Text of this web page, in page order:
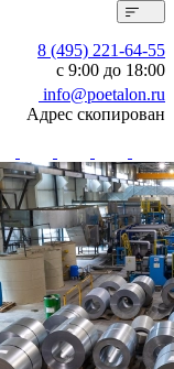
8 (495) 221-64-55
с 9:00 до 18:00
info@poetalon.ru
Адрес скопирован